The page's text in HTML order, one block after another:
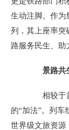
生动注脚。作为
列，其上座率突
路服务民生、助
景路共
相较于首
的“加法”。列
世界级文旅资源